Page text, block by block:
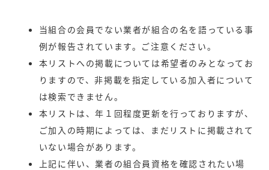
当組合の会員でない業者が組合の名を語っている事
例が報告されています。ご注意ください。
本リストへの掲載については希望者のみとなってお
りますので、非掲載を指定している加入者について
は検索できません。
本リストは、年１回程度更新を行っておりますが、
ご加入の時期によっては、まだリストに掲載されて
いない場合があります。
上記に伴い、業者の組合員資格を確認されたい場